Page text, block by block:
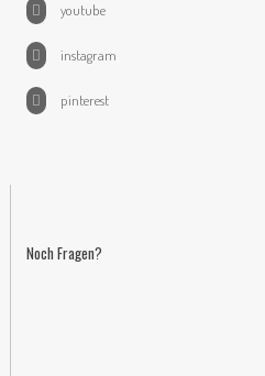
youtube
instagram
pinterest
Noch Fragen?